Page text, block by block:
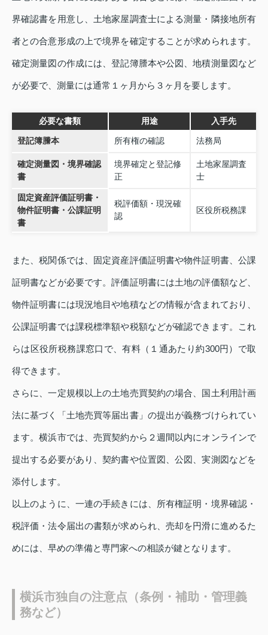
界確認書を用意し、土地家屋調査士による測量・隣接地所有
者との合意形成の上で境界を確定することが求められます。
確定測量図の作成には、登記簿謄本や公図、地積測量図など
が必要で、測量には通常１ヶ月から３ヶ月を要します。
必要な書類 用途 入手先
登記簿謄本 所有権の確認 法務局
確定測量図・境界確認
書
境界確定と登記修
正
土地家屋調査
士
固定資産評価証明書・
物件証明書・公課証明
書
税評価額・現況確
認
区役所税務課
また、税関係では、固定資産評価証明書や物件証明書、公課
証明書などが必要です。評価証明書には土地の評価額など、
物件証明書には現況地目や地積などの情報が含まれており、
公課証明書では課税標準額や税額などが確認できます。これ
らは区役所税務課窓口で、有料（１通あたり約300円）で取
得できます。
さらに、一定規模以上の土地売買契約の場合、国土利用計画
法に基づく「土地売買等届出書」の提出が義務づけられてい
ます。横浜市では、売買契約から２週間以内にオンラインで
提出する必要があり、契約書や位置図、公図、実測図などを
添付します。
以上のように、一連の手続きには、所有権証明・境界確認・
税評価・法令届出の書類が求められ、売却を円滑に進めるた
めには、早めの準備と専門家への相談が鍵となります。
横浜市独自の注意点（条例・補助・管理義
務など）